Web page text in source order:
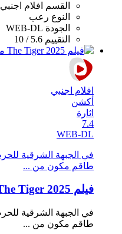
القسم افلام اجنبي
النوع رعب
الجودة WEB-DL
التقييم 5.6 / 10
افلام اجنبي
أكشن
اثارة
7.4
WEB-DL
طاقم مكون من ...
فيلم The Tiger 2025 مترجم HD
طاقم مكون من ...